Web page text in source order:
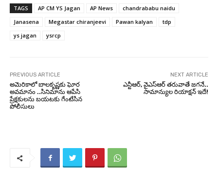
TAGS AP CM YS Jagan AP News
chandrababu naidu
Janasena
Megastar chiranjeevi Pawan kalyan
tdp
ys jagan
ysrcp
PREVIOUS ARTICLE
అమెరికాలో బాలకృష్ణకు ఘోర
అవమానం ..సినిమాను ఆపేసి
ప్రేక్షకులను బయటకు గేంటేసిన
పోలీసులు
NEXT ARTICLE
ఎన్టీఆర్, వైఎస్ఆర్ తరువాతే జగనే..
సామాన్యుల రియాక్షన్ ఇదే!